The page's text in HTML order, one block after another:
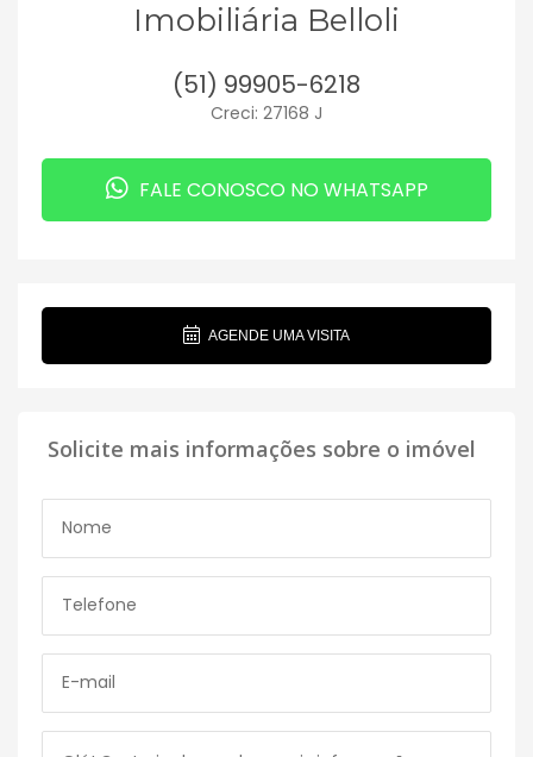
Imobiliária Belloli
(51) 99905-6218
Creci: 27168 J
FALE CONOSCO NO WHATSAPP
AGENDE UMA VISITA
Solicite mais informações sobre o imóvel